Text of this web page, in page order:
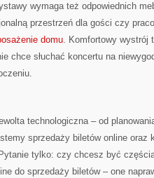
wymaga też odpowiednich
przestrzeń dla gości czy
domu. Komfortowy wystrój
chce słuchać koncertu na
technologiczna – od
sprzedaży biletów online oraz
tylko: czy chcesz być
do sprzedaży biletów – one